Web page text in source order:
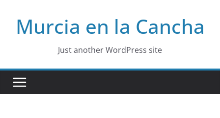
contentMurcia en la Cancha
Just another WordPress site